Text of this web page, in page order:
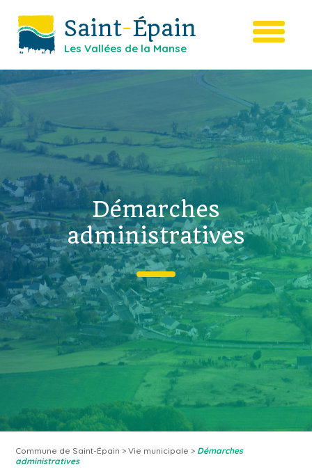
Saint-Épain
Les Vallées de la Manse
Démarches
administratives
Commune de Saint-Épain >Vie municipale > Démarches
administratives